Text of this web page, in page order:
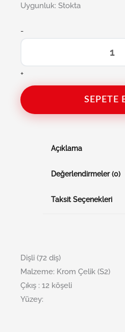
Uygunluk: Stokta
-
+
SEPETE
Açıklama
Değerlendirmeler (0)
Taksit Seçenekleri
Dişli (72 diş)
Malzeme: Krom Çelik (S2)
Çıkış : 12 köşeli
Yüzey: